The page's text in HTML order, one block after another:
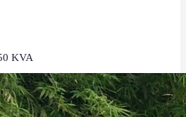
KVA